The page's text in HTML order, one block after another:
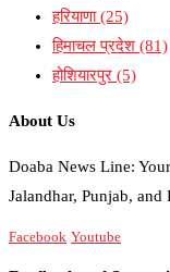
हरियाणा(25)
हिमाचल प्रदेश (81)
होशियारपुर (5)
About Us
Doaba News Line:
Jalandhar, Punjab,
Facebook Youtube